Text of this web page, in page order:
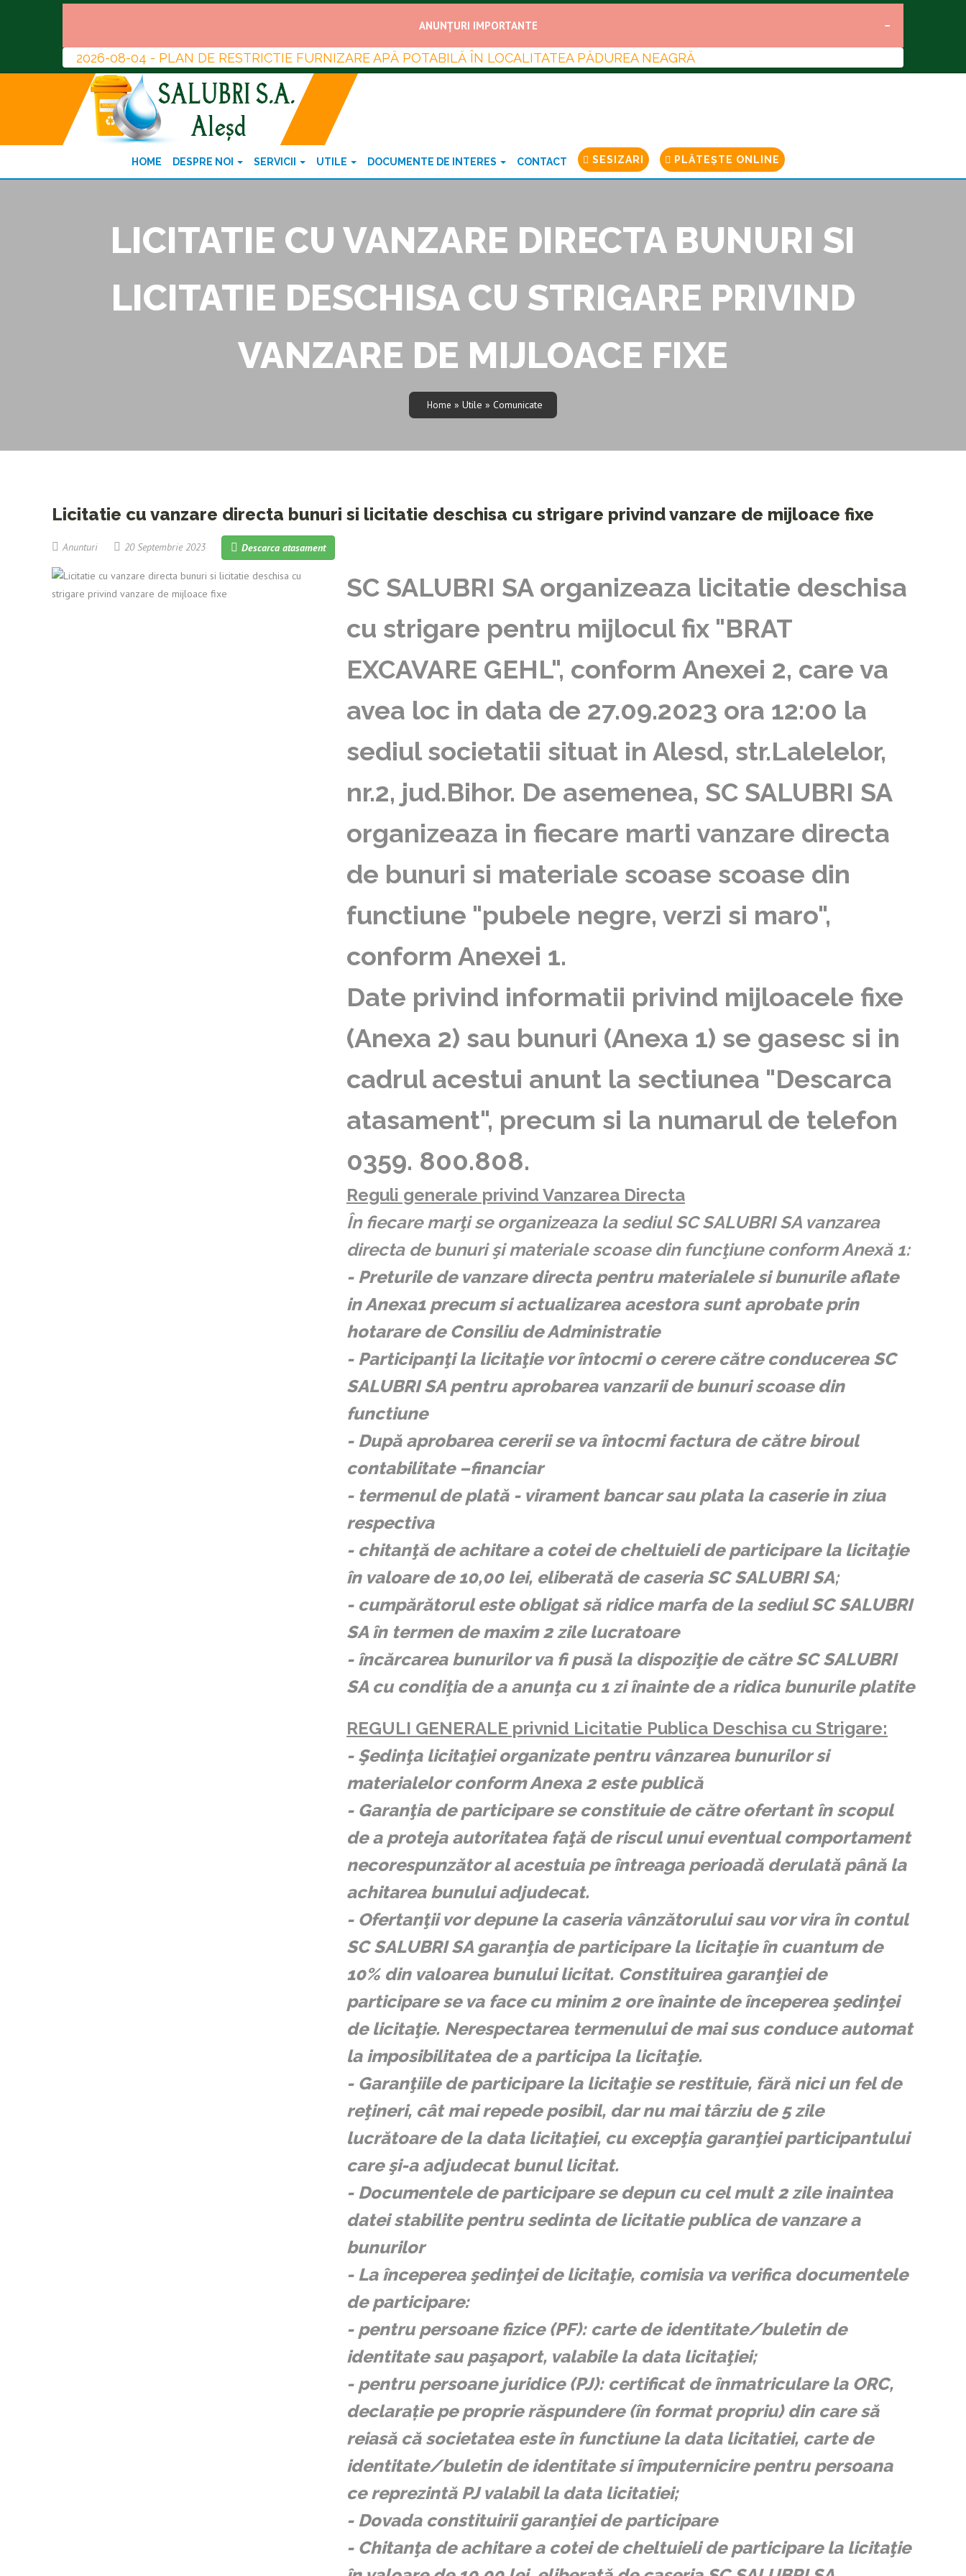
ANUNȚURI IMPORTANTE
2026-08-04 - PLAN DE RESTRICTIE FURNIZARE APĂ POTABILĂ ÎN LOCALITATEA PĂDUREA NEAGRĂ
HOME DESPRE NOI SERVICII UTILE DOCUMENTE DE INTERES CONTACT SESIZARI PLĂTEȘTE ONLINE
LICITATIE CU VANZARE DIRECTA BUNURI SI
LICITATIE DESCHISA CU STRIGARE PRIVIND
VANZARE DE MIJLOACE FIXE
Home » Utile » Comunicate
Licitatie cu vanzare directa bunuri si licitatie deschisa cu strigare privind vanzare de mijloace fixe
Anunturi 20 Septembrie 2023 Descarca atasament
SC SALUBRI SA organizeaza licitatie deschisa
cu strigare pentru mijlocul fix "BRAT
EXCAVARE GEHL", conform Anexei 2, care va
avea loc in data de 27.09.2023 ora 12:00 la
sediul societatii situat in Alesd, str.Lalelelor,
nr.2, jud.Bihor. De asemenea, SC SALUBRI SA
organizeaza in fiecare marti vanzare directa
de bunuri si materiale scoase scoase din
functiune "pubele negre, verzi si maro",
conform Anexei 1.
Date privind informatii privind mijloacele fixe
(Anexa 2) sau bunuri (Anexa 1) se gasesc si in
cadrul acestui anunt la sectiunea "Descarca
atasament", precum si la numarul de telefon
0359. 800.808.
Reguli generale​ privind Vanzarea Directa
În fiecare marţi se organizeaza la sediul SC SALUBRI SA vanzarea
directa de bunuri şi materiale scoase din funcţiune conform Anexă 1:
- Preturile de vanzare directa pentru materialele si bunurile aflate
in Anexa1 precum si actualizarea acestora sunt aprobate prin
hotarare de Consiliu de Administratie
- Participanţi la licitaţie vor întocmi o cerere către conducerea SC
SALUBRI SA pentru aprobarea vanzarii de bunuri scoase din
functiune
- După aprobarea cererii se va întocmi factura de către biroul
contabilitate –financiar
- termenul de plată - virament bancar sau plata la caserie in ziua
respectiva
- chitanţă de achitare a cotei de cheltuieli de participare la licitaţie
în valoare de 10,00 lei, eliberată de caseria SC SALUBRI SA;
- cumpărătorul este obligat să ridice marfa de la sediul SC SALUBRI
SA în termen de maxim 2 zile lucratoare
- încărcarea bunurilor va fi pusă la dispoziţie de către SC SALUBRI
SA cu condiţia de a anunţa cu 1 zi înainte de a ridica bunurile platite
REGULI GENERALE privnid Licitatie Publica Deschisa cu Strigare:
- Şedinţa licitaţiei organizate pentru vânzarea bunurilor si
materialelor conform Anexa 2 este publică
- Garanţia de participare se constituie de către ofertant în scopul
de a proteja autoritatea faţă de riscul unui eventual comportament
necorespunzător al acestuia pe întreaga perioadă derulată până la
achitarea bunului adjudecat.
- Ofertanţii vor depune la caseria vânzătorului sau vor vira în contul
SC SALUBRI SA garanţia de participare la licitaţie în cuantum de
10% din valoarea bunului licitat. Constituirea garanţiei de
participare se va face cu minim 2 ore înainte de începerea şedinţei
de licitaţie. Nerespectarea termenului de mai sus conduce automat
la imposibilitatea de a participa la licitaţie.
- Garanţiile de participare la licitaţie se restituie, fără nici un fel de
reţineri, cât mai repede posibil, dar nu mai târziu de 5 zile
lucrătoare de la data licitaţiei, cu excepţia garanţiei participantului
care şi-a adjudecat bunul licitat.
- Documentele de participare se depun cu cel mult 2 zile inaintea
datei stabilite pentru sedinta de licitatie publica de vanzare a
bunurilor
- La începerea şedinţei de licitaţie, comisia va verifica documentele
de participare:
- pentru persoane fizice (PF): carte de identitate/buletin de
identitate sau paşaport, valabile la data licitaţiei;
- pentru persoane juridice (PJ): certificat de înmatriculare la ORC,
declarație pe proprie răspundere (în format propriu) din care să
reiasă că societatea este în functiune la data licitatiei, carte de
identitate/buletin de identitate si împuternicire pentru persoana
ce reprezintă PJ valabil la data licitatiei;
- Dovada constituirii garanţiei de participare
- Chitanţa de achitare a cotei de cheltuieli de participare la licitaţie